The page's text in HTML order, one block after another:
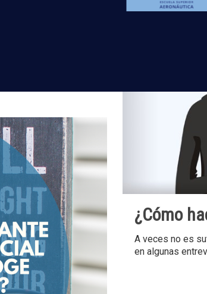
con
título oficial de
con
¿Cómo
A veces no es
en algunas